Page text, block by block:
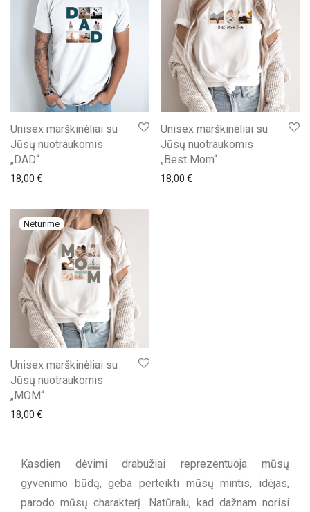
Unisex marškinėliai su
Jūsų nuotraukomis
„DAD“
18,00 €
Unisex marškinėliai su
Jūsų nuotraukomis
„Best Mom“
18,00 €
Unisex marškinėliai su
Jūsų nuotraukomis
„MOM“
18,00 €
Kasdien dėvimi drabužiai reprezentuoja mūsų
gyvenimo būdą, geba perteikti mūsų mintis, idėjas,
parodo mūsų charakterį. Natūralu, kad dažnam norisi